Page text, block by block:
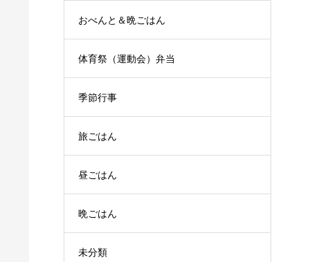
おべんと＆晩ごはん
体育祭（運動会）弁当
季節行事
旅ごはん
昼ごはん
晩ごはん
未分類